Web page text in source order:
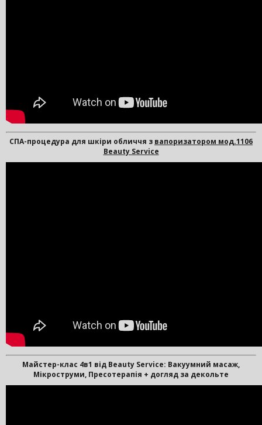
СПА-процедура для шкіри обличчя з вапоризатором мод.1106
Beauty Service
Майстер-клас 4в1 від Beauty Service: Вакуумний масаж,
Мікроструми, Пресотерапія + догляд за декольте